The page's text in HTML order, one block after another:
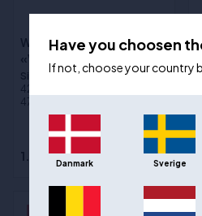
Way of Wade Flash 2
«Vice» basketballsko
Sizes
:39, 39 2⁄3, 40 1⁄3, 41, 41 2⁄3,
42 1⁄3, 43, 43 2⁄3, 44 1⁄3, 45, 46 1⁄3,
47 2⁄3
1.499,00 kr
Have you choosen
If not, choose your country
Danmark Sverige